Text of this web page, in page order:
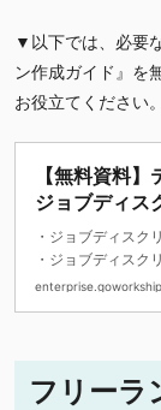
▼以下では、必要
ン作成ガイド』を
お役立てください。
【無料資料
ジョブディス
ド
・ジョブディスク
・ジョブディスク
・作成するうえで
フリーラ